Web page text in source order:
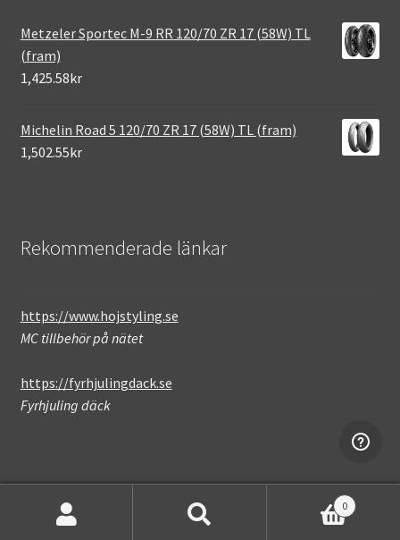
Metzeler Sportec M-9 RR 120/70 ZR 17 (58W) TL
(fram)
1,425.58kr
Michelin Road 5 120/70 ZR 17 (58W) TL (fram)
1,502.55kr
Rekommenderade länkar
https://www.hojstyling.se
MC tillbehör på nätet
https://fyrhjulingdack.se
Fyrhjuling däck
0